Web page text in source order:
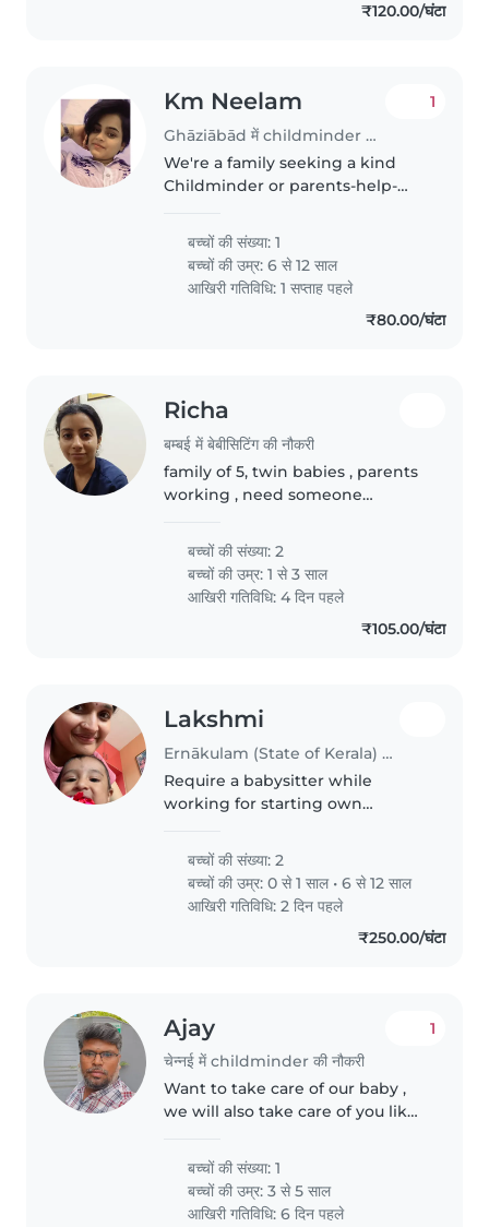
₹120.00/घंटा
Km Neelam
Ghāziābād में childminder की नौकरी
1
We're a family seeking a kind
Childminder or parents-help-
and intelligent first-grader. Must
be comfortable with homework
assistance. Fluent in English..
बच्चों की संख्या: 1
बच्चों की उम्र:6 से 12 साल
आखिरी गतिविधि: 1 सप्ताह पहले
₹80.00/घंटा
Richa
बम्बई में बेबीसिटिंग की नौकरी
family of 5, twin babies , parents
working , need someone
बच्चों की संख्या: 2
बच्चों की उम्र:1 से 3 साल
आखिरी गतिविधि: 4 दिन पहले
₹105.00/घंटा
Lakshmi
Ernākulam (State of Kerala) में बेबीसिटिंग की नौकरी
Require a babysitter while
working for starting own
बच्चों की संख्या: 2
बच्चों की उम्र:0 से 1 साल •6 से 12 साल
आखिरी गतिविधि: 2 दिन पहले
₹250.00/घंटा
Ajay
चेन्नई में childminder की नौकरी
1
Want to take care of our baby ,
we will also take care of you like
बच्चों की संख्या: 1
बच्चों की उम्र:3 से 5 साल
आखिरी गतिविधि: 6 दिन पहले